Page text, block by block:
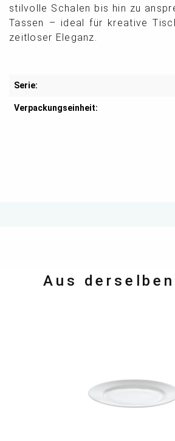
stilvolle Schalen bis hin zu
Tassen – ideal für kreative
zeitloser Eleganz.
Serie:
Verpackungseinheit:
Aus